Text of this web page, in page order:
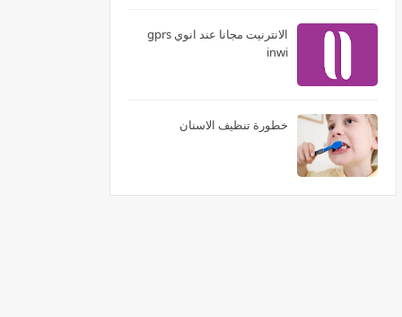
الانترنيت مجانا عند انوي gprs
inwi
خطورة تنظيف الاسنان